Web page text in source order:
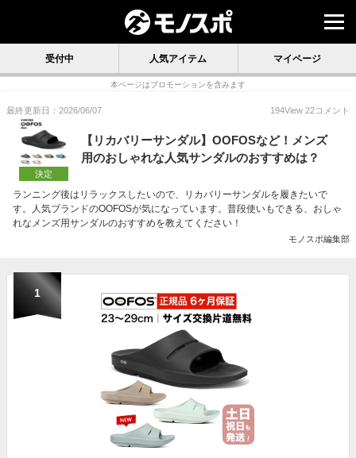
受付中 人気アイテム マイページ
本ページはプロモーションを含みます
最終更新日：2026/06/07 194View 22コメント
決定
【リカバリーサンダル】OOFOSなど！メンズ
用のおしゃれな人気サンダルのおすすめは？
ランニング後はリラックスしたいので、リカバリーサンダルを履きたいで
す。人気ブランドのOOFOSが気になっています。普段使いもできる、おしゃ
れなメンズ用サンダルのおすすめを教えてください！
モノスポ編集部
1